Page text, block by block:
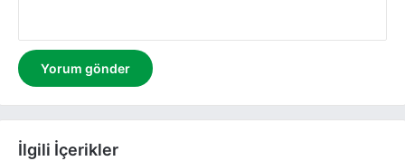
İlgili İçerikler